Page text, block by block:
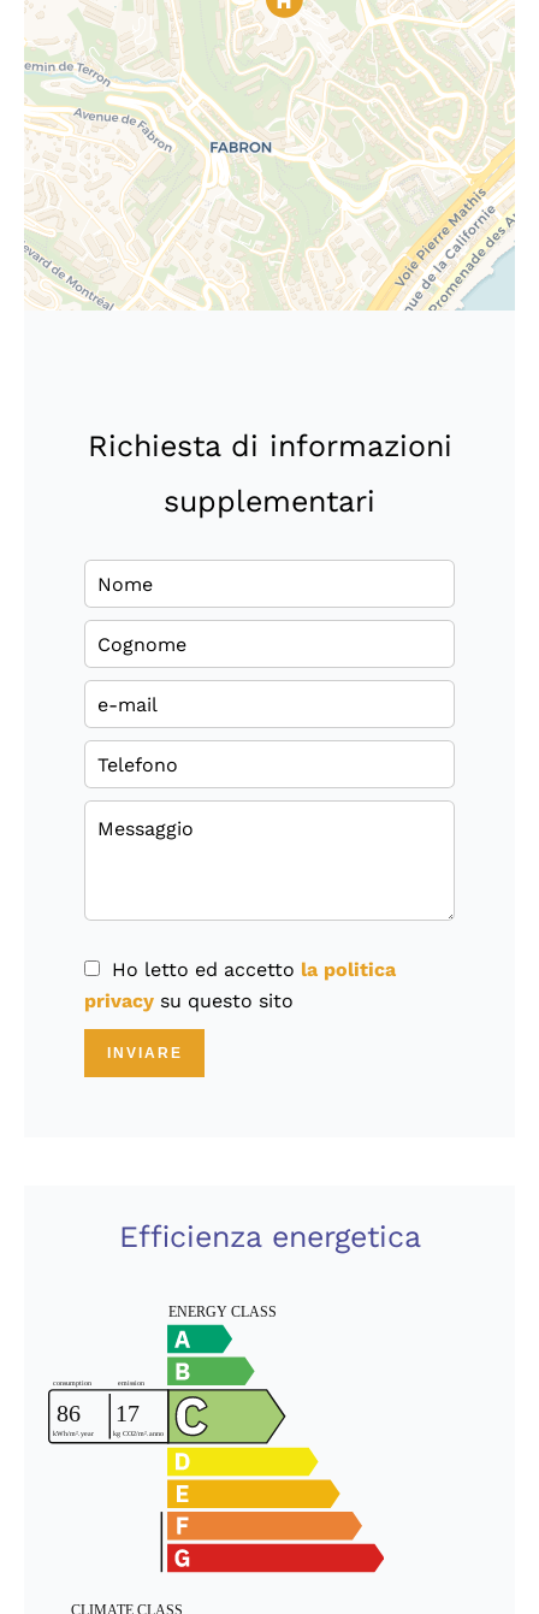
Richiesta di informazioni
supplementari
Ho letto ed accetto la politica
privacy su questo sito
INVIARE
Efficienza energetica